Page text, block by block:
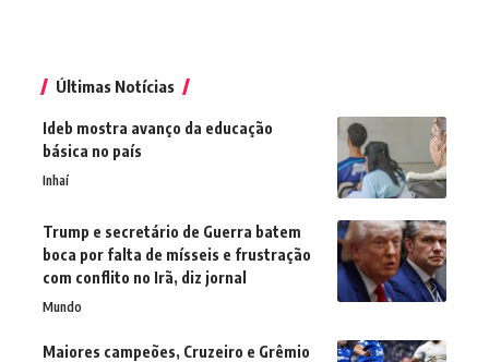
Últimas Notícias
Ideb mostra avanço da educação
básica no país
Inhaí
Trump e secretário de Guerra batem
boca por falta de mísseis e frustração
com conflito no Irã, diz jornal
Mundo
Maiores campeões, Cruzeiro e Grêmio